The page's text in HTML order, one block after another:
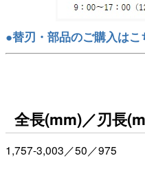
●替刃・部品のご購入はこ
全長(mm)／刃長
1,757-3,003／50／975